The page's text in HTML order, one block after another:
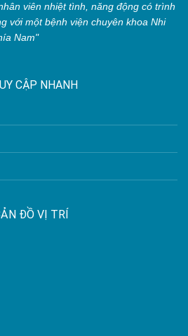
viên nhiệt tình, năng động có trình
với một bệnh viện chuyên khoa Nhi
Nam"
CẬP NHANH
ĐỒ VỊ TRÍ